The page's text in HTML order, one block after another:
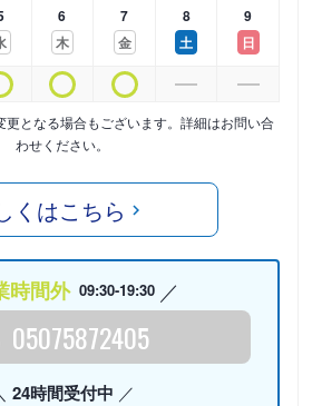
6
木
7
金
8
土
9
日
となる場合もございます。詳細はお問い合
わせください。
くはこちら
時間外 09:30-19:30
05075872405
24時間受付中